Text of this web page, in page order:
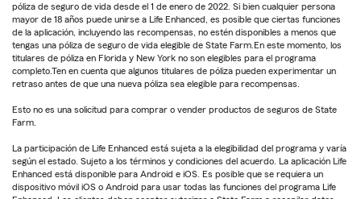
póliza de seguro de vida desde el 1 de enero de 2022. Si bien cualquier persona
mayor de 18 años puede unirse a Life Enhanced, es posible que ciertas funciones
de la aplicación, incluyendo las recompensas, no estén disponibles a menos que
tengas una póliza de seguro de vida elegible de State Farm.En este momento, los
titulares de póliza en Florida y New York no son elegibles para el programa
completo.Ten en cuenta que algunos titulares de póliza pueden experimentar un
retraso antes de que una nueva póliza sea elegible para recompensas.
Esto no es una solicitud para comprar o vender productos de seguros de State
Farm.
La participación de Life Enhanced está sujeta a la elegibilidad del programa y varía
según el estado. Sujeto a los términos y condiciones del acuerdo. La aplicación Life
Enhanced está disponible para Android e iOS. Es posible que se requiera un
dispositivo móvil iOS o Android para usar todas las funciones del programa Life